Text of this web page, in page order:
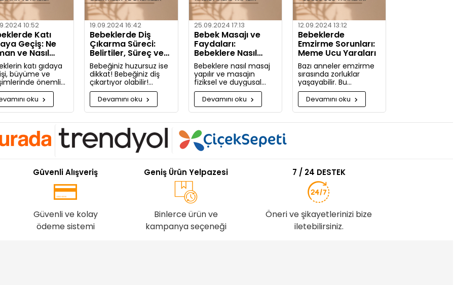
10:52
Katı
Geçiş: Ne
ve Nasıl
katı gıdaya
büyüme ve
önemli
Bu
bilmeniz
detaylıca
oku
19.09.2024 16:42
Bebeklerde Diş
Çıkarma Süreci:
Belirtiler, Süreç ve
Rahatlatıcı Öneriler
Bebeğiniz huzursuz ise
dikkat! Bebeğiniz diş
çıkartıyor olabilir!
Bugün bebeğinizin diş
çıkarma belirtilerini ve
sizi rahatlatacak
önerileri paylaşıyoruz.
Devamını oku
25.09.2024 17:13
Bebek Masajı ve
Faydaları:
Bebeklere Nasıl
Masaj Yapılır
Bebeklere nasıl masaj
yapılır ve masajın
fiziksel ve duygusal
faydaları nelerdir?
Neden bugüne kadar
masaj yapmadığınıza
pişman olacaksınız!
Devamını oku
12.09.2024 13:12
Bebeklerde
Emzirme Sorunları:
Meme Ucu Yaraları
Bazı anneler emzirme
sırasında zorluklar
yaşayabilir. Bu
zorlukların başında
meme ucu yaraları ve
emzirme sırasında
hissedilen acı gelir.
Devamını oku
Güvenli Alışveriş
Güvenli ve kolay
ödeme sistemi
Geniş Ürün Yelpazesi
Binlerce ürün ve
kampanya seçeneği
7 / 24 DESTEK
Öneri ve şikayetlerinizi bize
iletebilirsiniz.